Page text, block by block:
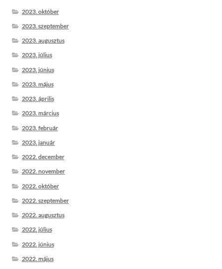
2023. október
2023. szeptember
2023. augusztus
2023. július
2023. június
2023. május
2023. április
2023. március
2023. február
2023. január
2022. december
2022. november
2022. október
2022. szeptember
2022. augusztus
2022. július
2022. június
2022. május